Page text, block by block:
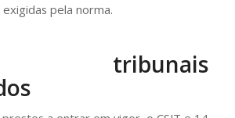
exigidas pela norma.
tribunais